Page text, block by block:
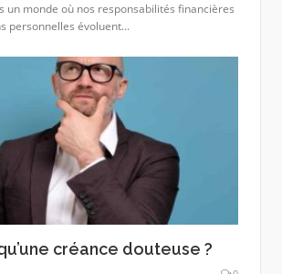
un monde où nos responsabilités financières
personnelles évoluent...
créance douteuse ?